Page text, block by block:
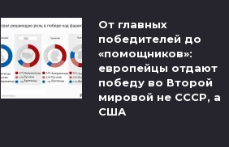
От главных
победителей до
«помощников»:
европейцы отдают
победу во Второй
мировой не СССР, а
США